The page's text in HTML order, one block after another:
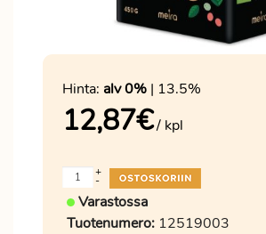
Hinta: alv 0% | 13.5%
12,87€/ kpl
-
+
Varastossa
Tuotenumero: 12519003